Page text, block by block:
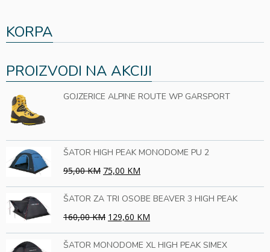
KORPA
PROIZVODI NA AKCIJI
GOJZERICE ALPINE ROUTE WP GARSPORT
ŠATOR HIGH PEAK MONODOME PU 2
95,00 KM 75,00 KM
ŠATOR ZA TRI OSOBE BEAVER 3 HIGH PEAK
160,00 KM 129,60 KM
ŠATOR MONODOME XL HIGH PEAK SIMEX